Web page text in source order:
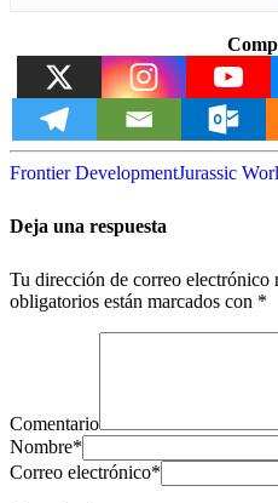
Frontier DevelopmentJurassic
Deja una respuesta
Tu dirección de correo electrónico
obligatorios están marcados con *
Comentario
Nombre*
Correo electrónico*